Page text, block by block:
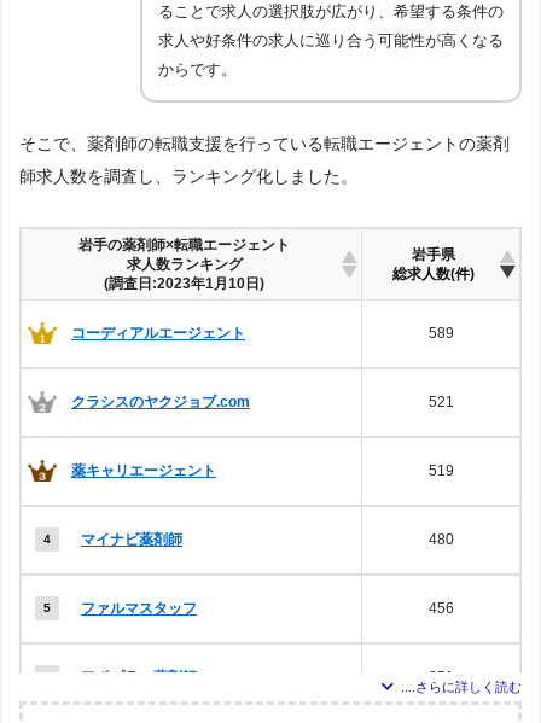
ることで求人の選択肢が広がり、希望する条件の
求人や好条件の求人に巡り合う可能性が高くなる
からです。
そこで、薬剤師の転職支援を行っている転職エージェントの薬剤
師求人数を調査し、ランキング化しました。
岩手の薬剤師×転職エージェント
求人数ランキング
(調査日:2023年1月10日)
岩手県
総求人数(件)
コーディアルエージェント 589
クラシスのヤクジョブ.com 521
薬キャリエージェント 519
マイナビ薬剤師 480
ファルマスタッフ 456
アポプラス薬剤師 351